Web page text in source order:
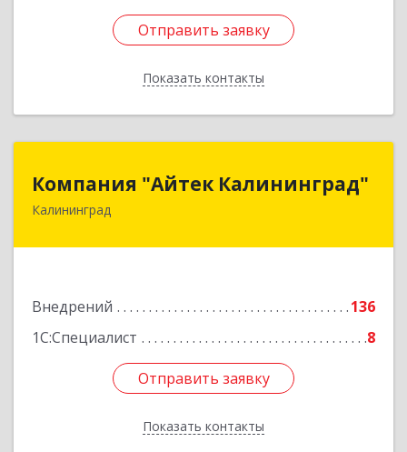
Отправить заявку
Показать контакты
Отправить заявку
Назад
Компания "Айтек Калининград"
Калининград
Внедрений
136
1С:Специалист
8
Отправить заявку
Показать контакты
Компания "Айтек Калининград"
236016, Калининградская обл, Калининград г,
Отправить заявку
Назад